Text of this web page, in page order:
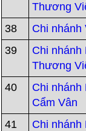
Thương
38 Chi nhánh
39
Chi nhánh
Thương
40
Chi nhánh
Cẩm Vân
41
Chi nhánh